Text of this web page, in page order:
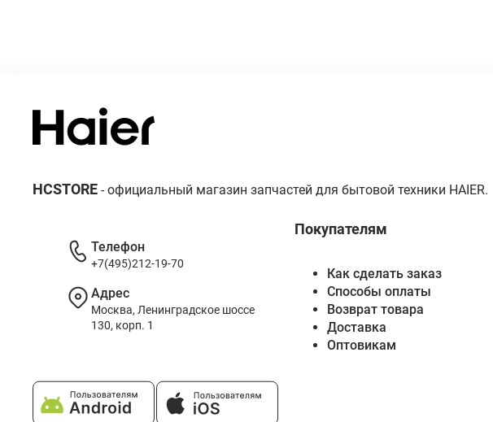
HCSTORE - официальный магазин запчастей для бытовой техники HAIER.
Покупателям
Как сделать заказ
Способы оплаты
Возврат товара
Доставка
Оптовикам
Телефон
+7(495)212-19-70
Адрес
Москва, Ленинградское шоссе
130, корп. 1